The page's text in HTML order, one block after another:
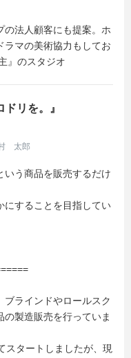
の法人顧客にも提案。ホ
ラマの美術協力もしてお
』のスタジオ
リを。』
太郎
いう商品を販売するだけ
にすることを目指してい
ラインドやロールスク
の製造販売を行っていま
スタートしましたが、現